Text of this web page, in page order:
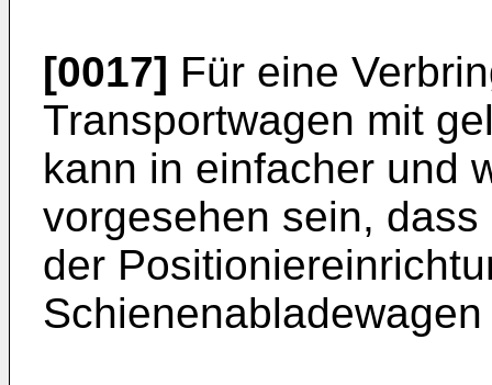
[0017] Für eine
Transportwagen mit
kann in einfacher und
vorgesehen sein,
der